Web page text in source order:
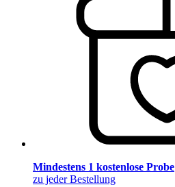
Mindestens 1 kostenlose Probe
zu jeder Bestellung